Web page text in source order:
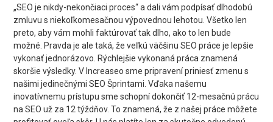
„SEO je nikdy-nekončiaci proces“ a dali vám podpísať dlhodobú
zmluvu s niekoľkomesačnou výpovednou lehotou. Všetko len
preto, aby vám mohli faktúrovať tak dlho, ako to len bude
možné. Pravda je ale taká, že veľkú väčšinu SEO práce je lepšie
vykonať jednorázovo. Rýchlejšie vykonaná práca znamená
skoršie výsledky. V Increaseo sme pripravení priniesť zmenu s
našimi jedinečnými SEO Šprintami. Vďaka našemu
inovatívnemu prístupu sme schopní dokončiť 12-mesačnú prácu
na SEO už za 12 týždňov. To znamená, že z našej práce môžete